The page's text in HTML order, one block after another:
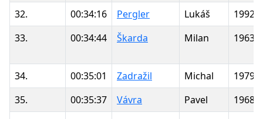
32.
00:34:16 Pergler Lukáš
1992
33.
00:34:44 Škarda Milan 1963
34. 00:35:01 Zadražil Michal
1979
35.
00:35:37 Vávra Pavel
1968